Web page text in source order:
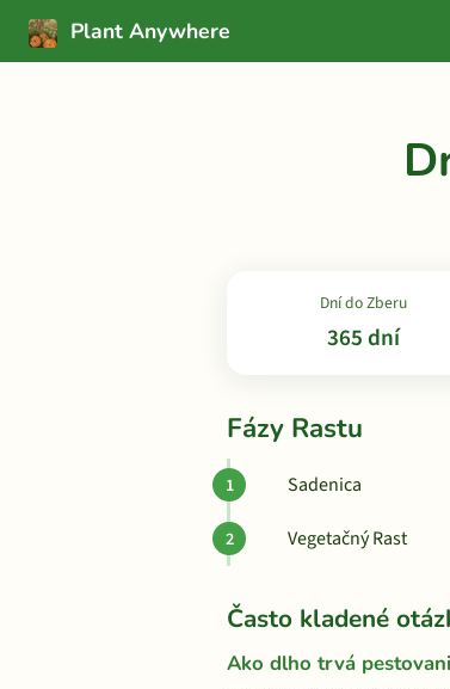
Plant Anywhere
Dní do Zberu
365 dní
Fázy Rastu
Sadenica
Vegetačný Rast
Často kladené
Ako dlho trvá